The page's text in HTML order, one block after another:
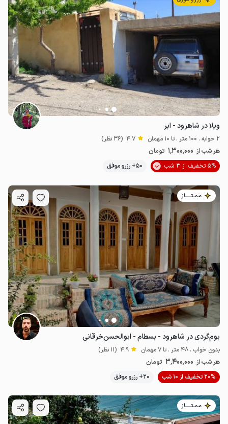
ویلا در شاهرود - ابر
2 خوابه . 100 متر . تا 10 مهمان 4.7 (36 نظر)
هر شب از 1٬300٬000 تومان
5% تخفیف از 3 شب
50+ رزرو موفق
مـمـتــــــاز
بوم‌گردی در شاهرود - بسطام - ابوالحسن‌خرقانی
بدون خواب . 48 متر . تا 7 مهمان 4.9 (11 نظر)
هر شب از 3٬400٬000 تومان
20% تخفیف از 10 شب
20+ رزرو موفق
مـمـتــــــاز